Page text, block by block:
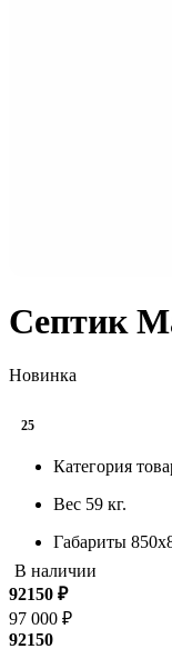
Септик
Новинка
25
Категория
Вес 59 кг.
Габариты
Залповый сброс
В наличии
92150 ₽
97 000 ₽
92150